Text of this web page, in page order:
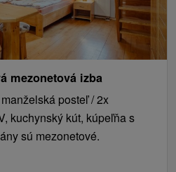
mezonetová izba
posteľ / 2x
kuchynský kút, kúpeľňa s
sú mezonetové.